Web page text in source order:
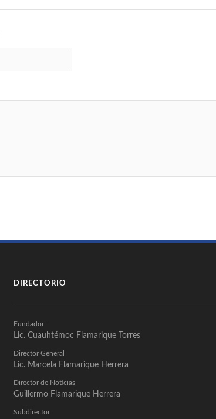
DIRECTORIO
Fundador
Lic. Cuauhtémoc Flamarique Torres
Director General
Lic. Marcela Flamarique Herrera
Director de Noticias
Guillermo Flamarique Herrera
Subdirector